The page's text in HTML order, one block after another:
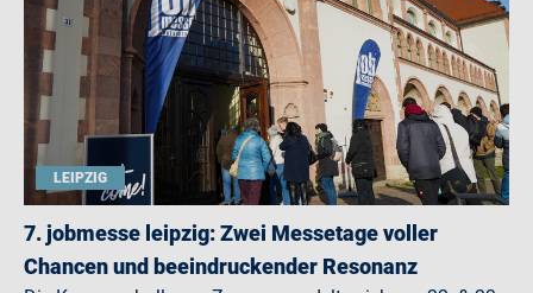
LEIPZIG
7. jobmesse leipzig: Zwei Messetage voller
Chancen und beeindruckender Resonanz